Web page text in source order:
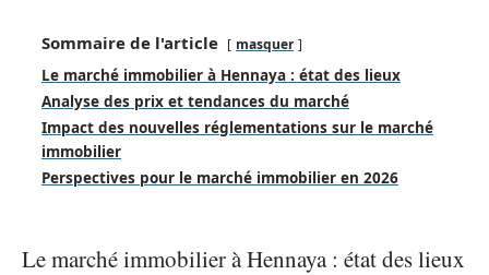
Sommaire de l'article masquer
Le marché immobilier à Hennaya : état des lieux
Analyse des prix et tendances du marché
Impact des nouvelles réglementations sur le marché
immobilier
Perspectives pour le marché immobilier en 2026
Le marché immobilier à Hennaya : état des lieux